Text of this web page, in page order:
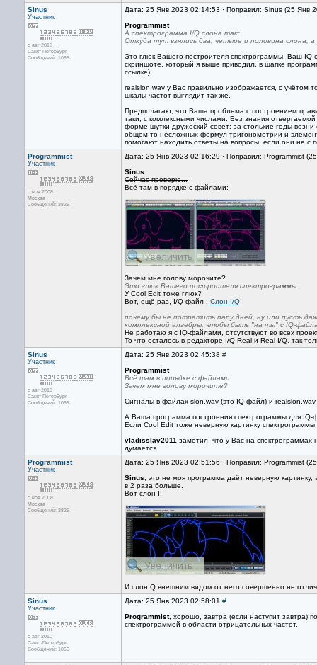
Sinus
Участник
с авг 2010
Санкт-Петербург
Сообщений: 1065
Дата: 25 Янв 2023 02:14:53 · Поправил: Sinus (25 Янв
Programmist
А спектрограмма I/Q слона так:
Откуда тут взялись два, четыре и половина слона,
Это глюк Вашего построителя спектрограммы. Ваш
скриншоте, который я выше приводил, в шапке
ссылке)
realslon.wav у Вас правильно изображается, с учётом
шкалы частот выглядит так же.
Предполагаю, что Ваша проблема с построением
таки, с комлексными числами. Без знания
форме шутки дружеский совет: за столькие годы
общем-то несложных формул тригонометрии и
помогают находить ответы на вопросы, если они не с
Programmist
Участник
с ноя 2008
Москва
Сообщений: 3826
Дата: 25 Янв 2023 02:16:29 · Поправил: Programmist
Sinus
Сейчас проверю...
Всё там в порядке с файлами:
Зачем мне голову морочите?
Это глюк Вашего построителя спектрограммы.
У Cool Edit тоже глюк?
Вот, ещё раз, I/Q файл : Слон I/Q
почему бы не потратить пару дней, ну или пусть
комплексной алгебры, чтобы быть "на ты" с IQ-
Не работаю я с IQ-файлами, отсутствуют во всех
То что осталось в редакторе I/Q-Real и Real-I/Q, так
Sinus
Участник
с авг 2010
Санкт-Петербург
Сообщений: 1065
Дата: 25 Янв 2023 02:45:38 #
Programmist
Всё там в порядке с файлами
Зачем мне голову морочите?
Сигналы в файлах slon.wav (это IQ-файл) и
А Ваша программа построения спектрограммы для
Если Cool Edit тоже неверную картинку
vladisslav2011 заметил, что у Вас на
думается.
Programmist
Участник
с ноя 2008
Москва
Сообщений: 3826
Дата: 25 Янв 2023 02:51:56 · Поправил: Programmist
Sinus , это не моя программа даёт неверную
в 2 раза больше.
Вот слон I:
И слон Q внешним видом от него совершенно не
Sinus
Участник
с авг 2010
Санкт-Петербург
Сообщений: 1065
Дата: 25 Янв 2023 02:58:01 #
Programmist, хорошо, завтра (если наступит завтра)
спектрограммой в области отрицательных частот.